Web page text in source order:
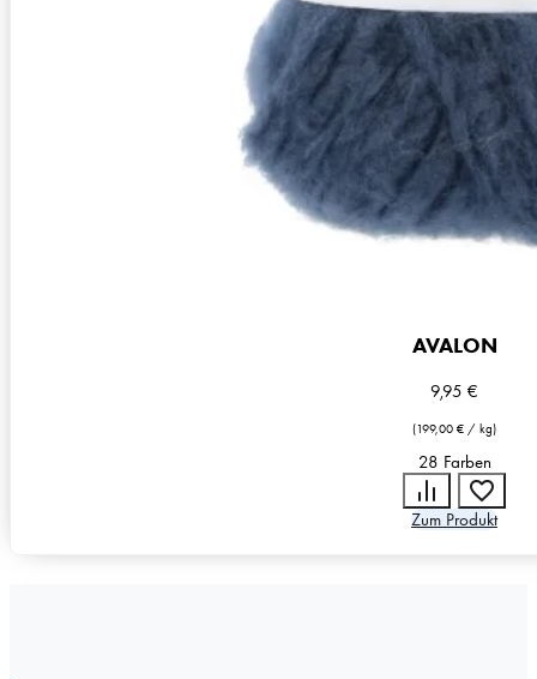
AVALON
9,95 €
(199,00 € / kg)
28 Farben
Zum Produkt